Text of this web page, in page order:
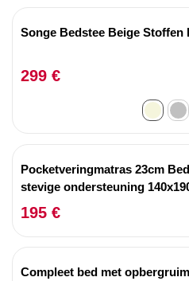
Songe Bedstee Beige Stoffen
299 €
Pocketveringmatras 23cm
stevige ondersteuning
195 €
Compleet bed met